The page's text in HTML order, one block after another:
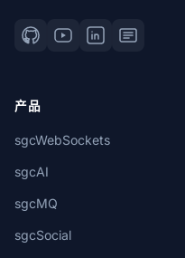
产品
sgcWebSockets
sgcAI
sgcMQ
sgcSocial